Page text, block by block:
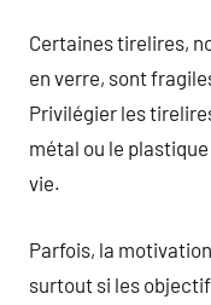
Certaines tirelires,
en verre, sont
Privilégier les
métal ou le
vie.
Parfois, la
surtout si les